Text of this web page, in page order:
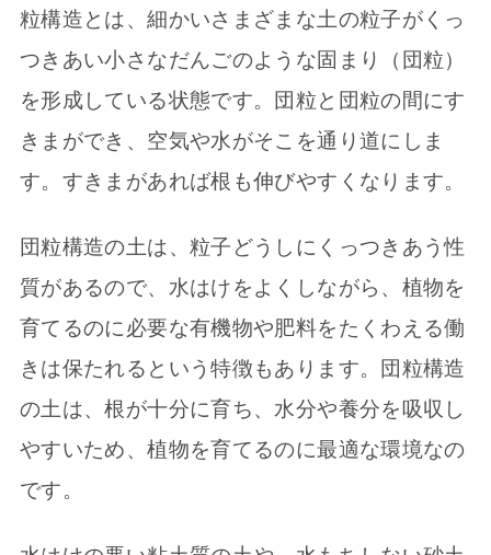
粒構造とは、細かいさまざまな土の粒子がくっ
つきあい小さなだんごのような固まり（団粒）
を形成している状態です。団粒と団粒の間にす
きまができ、空気や水がそこを通り道にしま
す。すきまがあれば根も伸びやすくなります。
団粒構造の土は、粒子どうしにくっつきあう性
質があるので、水はけをよくしながら、植物を
育てるのに必要な有機物や肥料をたくわえる働
きは保たれるという特徴もあります。団粒構造
の土は、根が十分に育ち、水分や養分を吸収し
やすいため、植物を育てるのに最適な環境なの
です。